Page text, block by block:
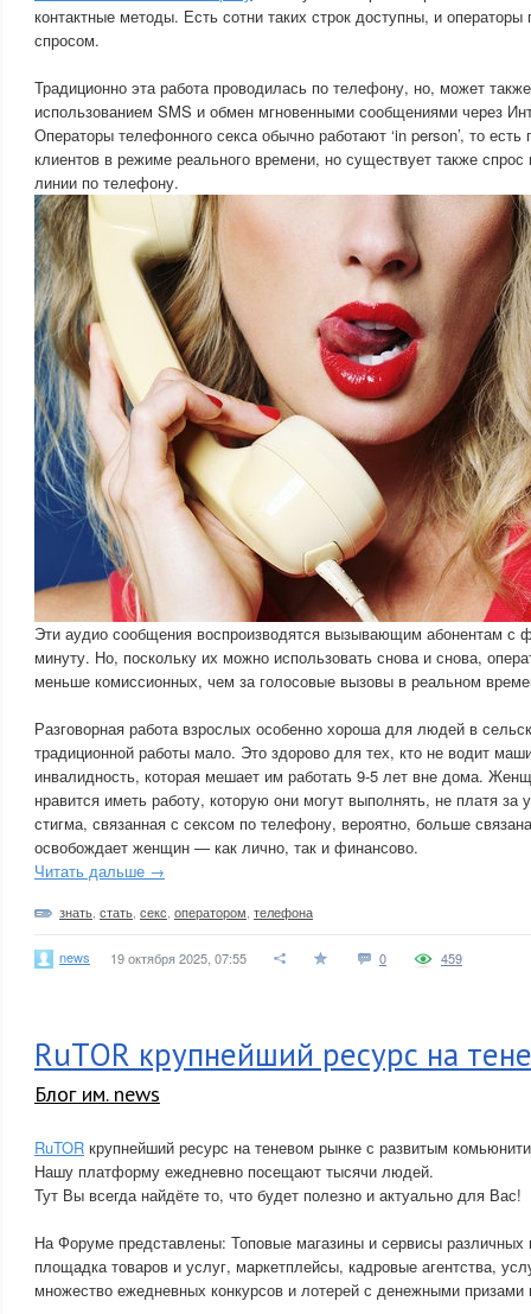
контактные методы. Есть сотни таких строк доступны, и
спросом.
Традиционно эта работа проводилась по телефону, но, может
использованием SMS и обмен мгновенными сообщениями через
Операторы телефонного секса обычно работают ‘in person’, то есть
клиентов в режиме реального времени, но существует также
линии по телефону.
Эти аудио сообщения воспроизводятся вызывающим абонентам с
минуту. Но, поскольку их можно использовать снова и снова,
меньше комиссионных, чем за голосовые вызовы в реальном
Разговорная работа взрослых особенно хороша для людей в
традиционной работы мало. Это здорово для тех, кто не водит
инвалидность, которая мешает им работать 9-5 лет вне дома.
нравится иметь работу, которую они могут выполнять, не платя за
стигма, связанная с сексом по телефону, вероятно, больше
освобождает женщин — как лично, так и финансово.
Читать дальше →
знать стать секс оператором телефона
news 19 октября 2025, 07:55 0 459
RuTOR крупнейший ресурс на
Блог им. news
RuTOR крупнейший ресурс на теневом рынке с развитым
Нашу платформу ежедневно посещают тысячи людей.
Тут Вы всегда найдёте то, что будет полезно и актуально для Вас!
На Форуме представлены: Топовые магазины и сервисы различных
площадка товаров и услуг, маркетплейсы, кадровые агентства,
множество ежедневных конкурсов и лотерей с денежными призами